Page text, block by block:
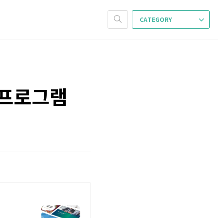
CATEGORY
로그램